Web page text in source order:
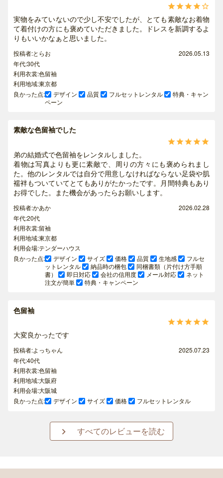

実物をみていないので少し不安でしたが、とても素敵なお着物
て着付けの方にも褒めていただきました。ドレスを新調するよ
りもいいかなぁと思いました。
投稿者:とらお
2026.05.13
年代:30代
利用衣裳:色留袖
利用地域:東京都
良かった点:
デザイン 品質 フルセットレンタル
特典・キャン
ペーン
素敵な色留袖でした

弟の結婚式で色留袖をレンタルしました。
着物は写真よりも更に素敵で、周りの方々にも褒められまし
た。他のレンタルでは自分で用意しなければならない足袋や肌
襦袢もついていてとてもありがたかったです。月間特典もあり
お得でした。また機会があったらお願いします。
投稿者:かあか
2026.02.28
年代:20代
利用衣裳:留袖
利用地域:東京都
利用会場:テンダーハウス
良かった点:
デザイン サイズ 価格 品質 生地感
フルセ
ットレンタル
納品時の梱包
同梱書類（片付け方手順
書）
即日対応 会社の信用度 メール対応
ネット
注文が簡単
特典・キャンペーン
色留袖

大変良かったです
投稿者:よっちゃん
2025.07.23
年代:40代
利用衣裳:色留袖
利用地域:大阪府
利用会場:大阪城
良かった点:
デザイン サイズ 価格 フルセットレンタル
 すべてのレビューを読む